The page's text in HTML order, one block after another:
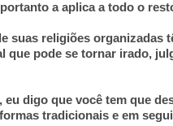
a aplica a todo o
suas religiões organizadas
que pode se tornar irado,
digo que você tem que
tradicionais e em